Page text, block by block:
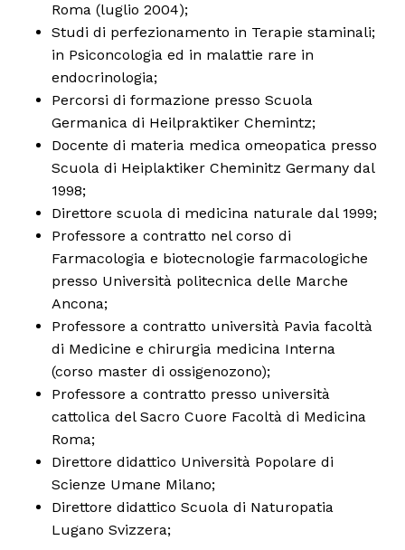
Roma (luglio 2004);
Studi di perfezionamento in Terapie staminali;
in Psiconcologia ed in malattie rare in
endocrinologia;
Percorsi di formazione presso Scuola
Germanica di Heilpraktiker Chemintz;
Docente di materia medica omeopatica presso
Scuola di Heiplaktiker Cheminitz Germany dal
1998;
Direttore scuola di medicina naturale dal 1999;
Professore a contratto nel corso di
Farmacologia e biotecnologie farmacologiche
presso Università politecnica delle Marche
Ancona;
Professore a contratto università Pavia facoltà
di Medicine e chirurgia medicina Interna
(corso master di ossigenozono);
Professore a contratto presso università
cattolica del Sacro Cuore Facoltà di Medicina
Roma;
Direttore didattico Università Popolare di
Scienze Umane Milano;
Direttore didattico Scuola di Naturopatia
Lugano Svizzera;